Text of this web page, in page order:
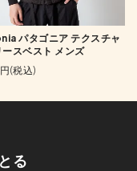
パタゴニア テクスチャ
ースベスト メンズ
(税込)
る